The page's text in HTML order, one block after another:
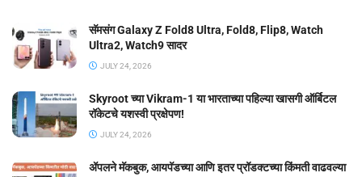
सॅमसंग Galaxy Z Fold8 Ultra, Fold8, Flip8, Watch
Ultra2, Watch9 सादर
JULY 24, 2026
Skyroot च्या Vikram-1 या भारताच्या पहिल्या खासगी ऑर्बिटल
रॉकेटचे यशस्वी प्रक्षेपण!
JULY 24, 2026
ॲपलने मॅकबुक, आयपॅडच्या आणि इतर प्रॉडक्टच्या किंमती वाढवल्या